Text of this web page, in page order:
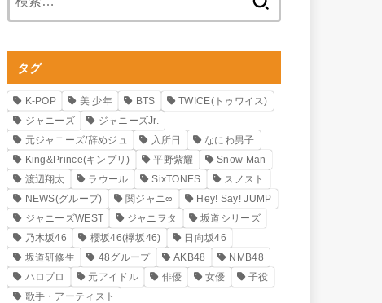
タグ
K-POP 美 少年 BTS
TWICE(トゥワイス)
ジャニーズ
ジャニーズJr.
元ジャニーズ/辞めジュ
入所日
なにわ男子
King&Prince(キンプリ)
平野紫耀
Snow Man
渡辺翔太
ラウール SixTONES
スノスト
NEWS(グループ)
関ジャニ∞
Hey! Say! JUMP
ジャニーズWEST
ジャニヲタ
坂道シリーズ
乃木坂46
櫻坂46(欅坂46)
日向坂46
坂道研修生
48グループ AKB48
NMB48
ハロプロ
元アイドル 俳優 女優
子役
歌手・アーティスト